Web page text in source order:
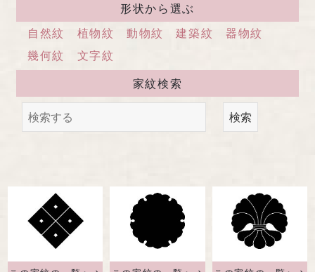
ライブラリー
お問い合わせ
馬場染工業株式会社
TEL 075-221-4759
受付時間 土日祝を除く 平日9時～17時
形状から選ぶ
自然紋
植物紋 動物紋 建築紋
器物紋
幾何紋
文字紋
家紋検索
検索